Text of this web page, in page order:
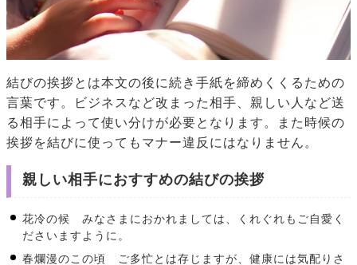
結びの挨拶とは本文の後に続き手紙を締めくくるための
言葉です。ビジネスなど改まった相手、親しい人など送
る相手によって使い分けが必要となります。また時候の
挨拶を結びに使ってもマナー違反にはなりません。
親しい相手におすすめの結びの挨拶
花冷の候 みなさまにおかれましては、くれぐれもご自愛く
ださいますように。
春爛漫のこの頃 ご多忙とは存じますが、健康には気配りさ